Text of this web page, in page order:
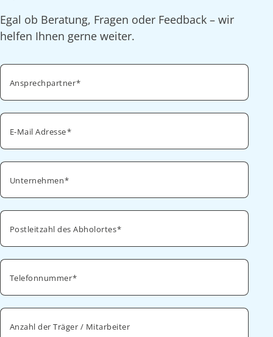
Egal ob Beratung, Fragen oder Feedback – wir
helfen Ihnen gerne weiter.
Ansprechpartner
E-Mail Adresse
Unternehmen
Postleitzahl des Abholortes
Telefonnummer
Anzahl der Träger / Mitarbeiter